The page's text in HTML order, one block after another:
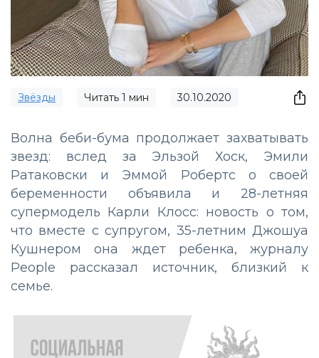
Звёзды Читать 1 мин 30.10.2020
Волна беби-бума продолжает захватывать
звезд: вслед за Эльзой Хоск, Эмили
Ратаковски и Эммой Робертс о своей
беременности объявила и 28-летняя
супермодель Карли Клосс: новость о том,
что вместе с супругом, 35-летним Джошуа
Кушнером она ждет ребенка, журналу
People рассказал источник, близкий к
семье.